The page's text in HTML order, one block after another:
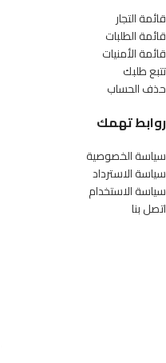
قائمة التجار
قائمة الطلبات
قائمة الأمنيات
تتبع طلبك
حذف الحساب
روابط تهمك
سياسة الخصوصية
سياسة الاسترداد
سياسة الاستخدام
اتصل بنا